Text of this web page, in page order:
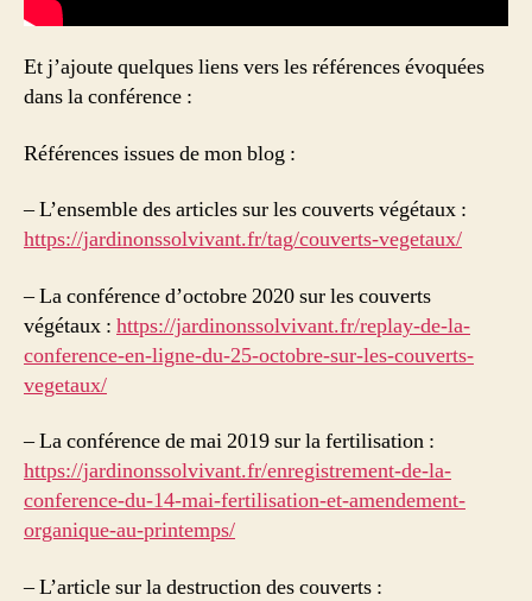
Et j’ajoute quelques liens vers les références évoquées
dans la conférence :
Références issues de mon blog :
– L’ensemble des articles sur les couverts végétaux :
https://jardinonssolvivant.fr/tag/couverts-vegetaux/
– La conférence d’octobre 2020 sur les couverts
végétaux : https://jardinonssolvivant.fr/replay-de-la-
conference-en-ligne-du-25-octobre-sur-les-couverts-
vegetaux/
– La conférence de mai 2019 sur la fertilisation :
https://jardinonssolvivant.fr/enregistrement-de-la-
conference-du-14-mai-fertilisation-et-amendement-
organique-au-printemps/
– L’article sur la destruction des couverts :